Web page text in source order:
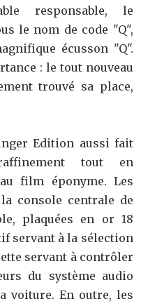
responsable, le
le nom de code "Q",
écusson "Q".
: le tout nouveau
trouvé sa place,
Edition aussi fait
tout en
film éponyme. Les
console centrale de
plaquées en or 18
servant à la sélection
servant à contrôler
du système audio
voiture. En outre, les